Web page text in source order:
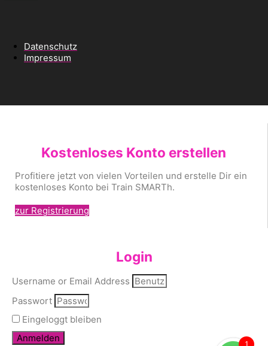
Datenschutz
Impressum
1
Kostenloses Konto erstellen
Profitiere jetzt von vielen Vorteilen und erstelle Dir ein
kostenloses Konto bei Train SMARTh.
zur Registrierung
Login
Username or Email Address
Passwort
Eingeloggt bleiben
Anmelden